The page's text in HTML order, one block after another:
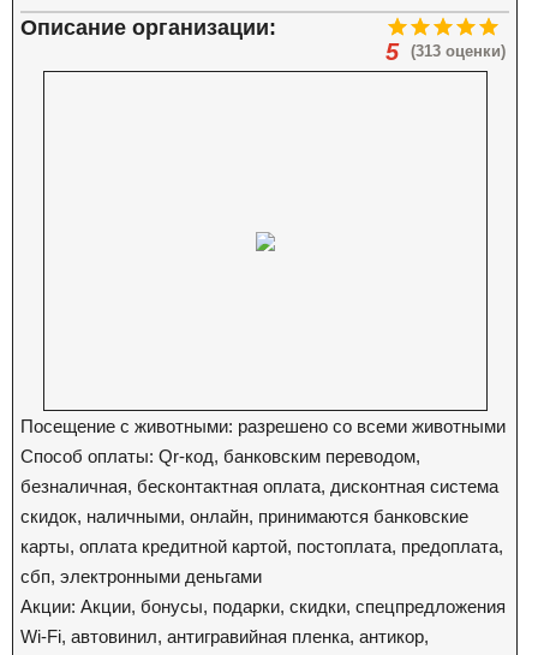
(313 оценки)
5
Описание организации:
Посещение с животными: разрешено со всеми животными
Способ оплаты: Qr-код, банковским переводом,
безналичная, бесконтактная оплата, дисконтная система
скидок, наличными, онлайн, принимаются банковские
карты, оплата кредитной картой, постоплата, предоплата,
сбп, электронными деньгами
Акции: Акции, бонусы, подарки, скидки, спецпредложения
Wi-Fi, автовинил, антигравийная пленка, антикор,